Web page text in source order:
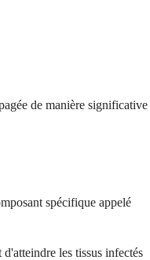
de manière significative
spécifique appelé
les tissus infectés